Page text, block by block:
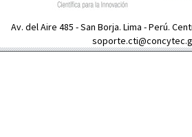
Av. del Aire 485 - San Borja. Lima - Perú.